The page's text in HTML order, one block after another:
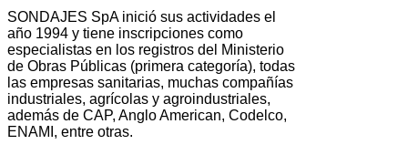
SONDAJES SpA inició sus actividades el
año 1994 y tiene inscripciones como
especialistas en los registros del Ministerio
de Obras Públicas (primera categoría), todas
las empresas sanitarias, muchas compañías
industriales, agrícolas y agroindustriales,
además de CAP, Anglo American, Codelco,
ENAMI, entre otras.